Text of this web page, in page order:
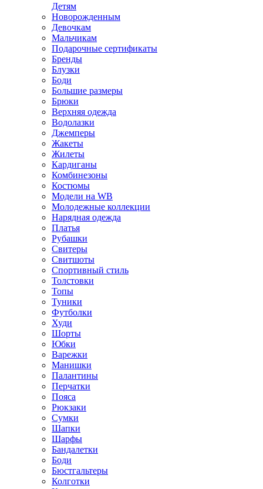
Детям
Новорожденным
Девочкам
Мальчикам
Подарочные сертификаты
Бренды
Блузки
Боди
Большие размеры
Брюки
Верхняя одежда
Водолазки
Джемперы
Жакеты
Жилеты
Кардиганы
Комбинезоны
Костюмы
Модели на WB
Молодежные коллекции
Нарядная одежда
Платья
Рубашки
Свитеры
Свитшоты
Спортивный стиль
Толстовки
Топы
Туники
Футболки
Худи
Шорты
Юбки
Варежки
Манишки
Палантины
Перчатки
Пояса
Рюкзаки
Сумки
Шапки
Шарфы
Бандалетки
Боди
Бюстгальтеры
Колготки